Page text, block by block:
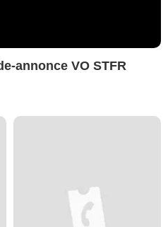
annonce VO STFR